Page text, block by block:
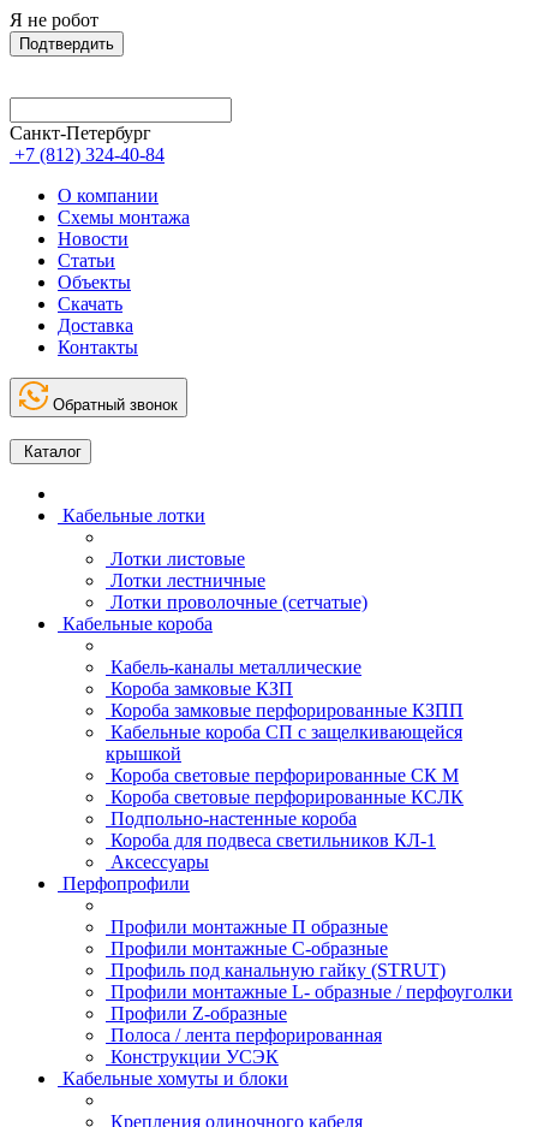
Я не робот
Подтвердить
Санкт-Петербург
+7 (812) 324-40-84
О компании
Схемы монтажа
Новости
Статьи
Объекты
Скачать
Доставка
Контакты
Обратный звонок
Каталог
Кабельные лотки
Лотки листовые
Лотки лестничные
Лотки проволочные (сетчатые)
Кабельные короба
Кабель-каналы металлические
Короба замковые КЗП
Короба замковые перфорированные КЗПП
Кабельные короба СП с защелкивающейся
крышкой
Короба световые перфорированные СК М
Короба световые перфорированные КСЛК
Подпольно-настенные короба
Короба для подвеса светильников КЛ-1
Аксессуары
Перфопрофили
Профили монтажные П образные
Профили монтажные C-образные
Профиль под канальную гайку (STRUT)
Профили монтажные L- образные / перфоуголки
Профили Z-образные
Полоса / лента перфорированная
Конструкции УСЭК
Кабельные хомуты и блоки
Крепления одиночного кабеля